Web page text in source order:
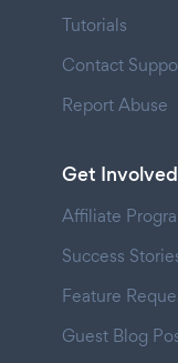
Tutorials
Contact
Report Abuse
Get Involved
Affiliate
Success
Feature
Guest Blog